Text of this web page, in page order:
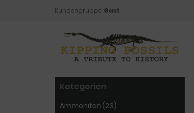
Kundengruppe: Gast
Kategorien
Ammoniten (23)